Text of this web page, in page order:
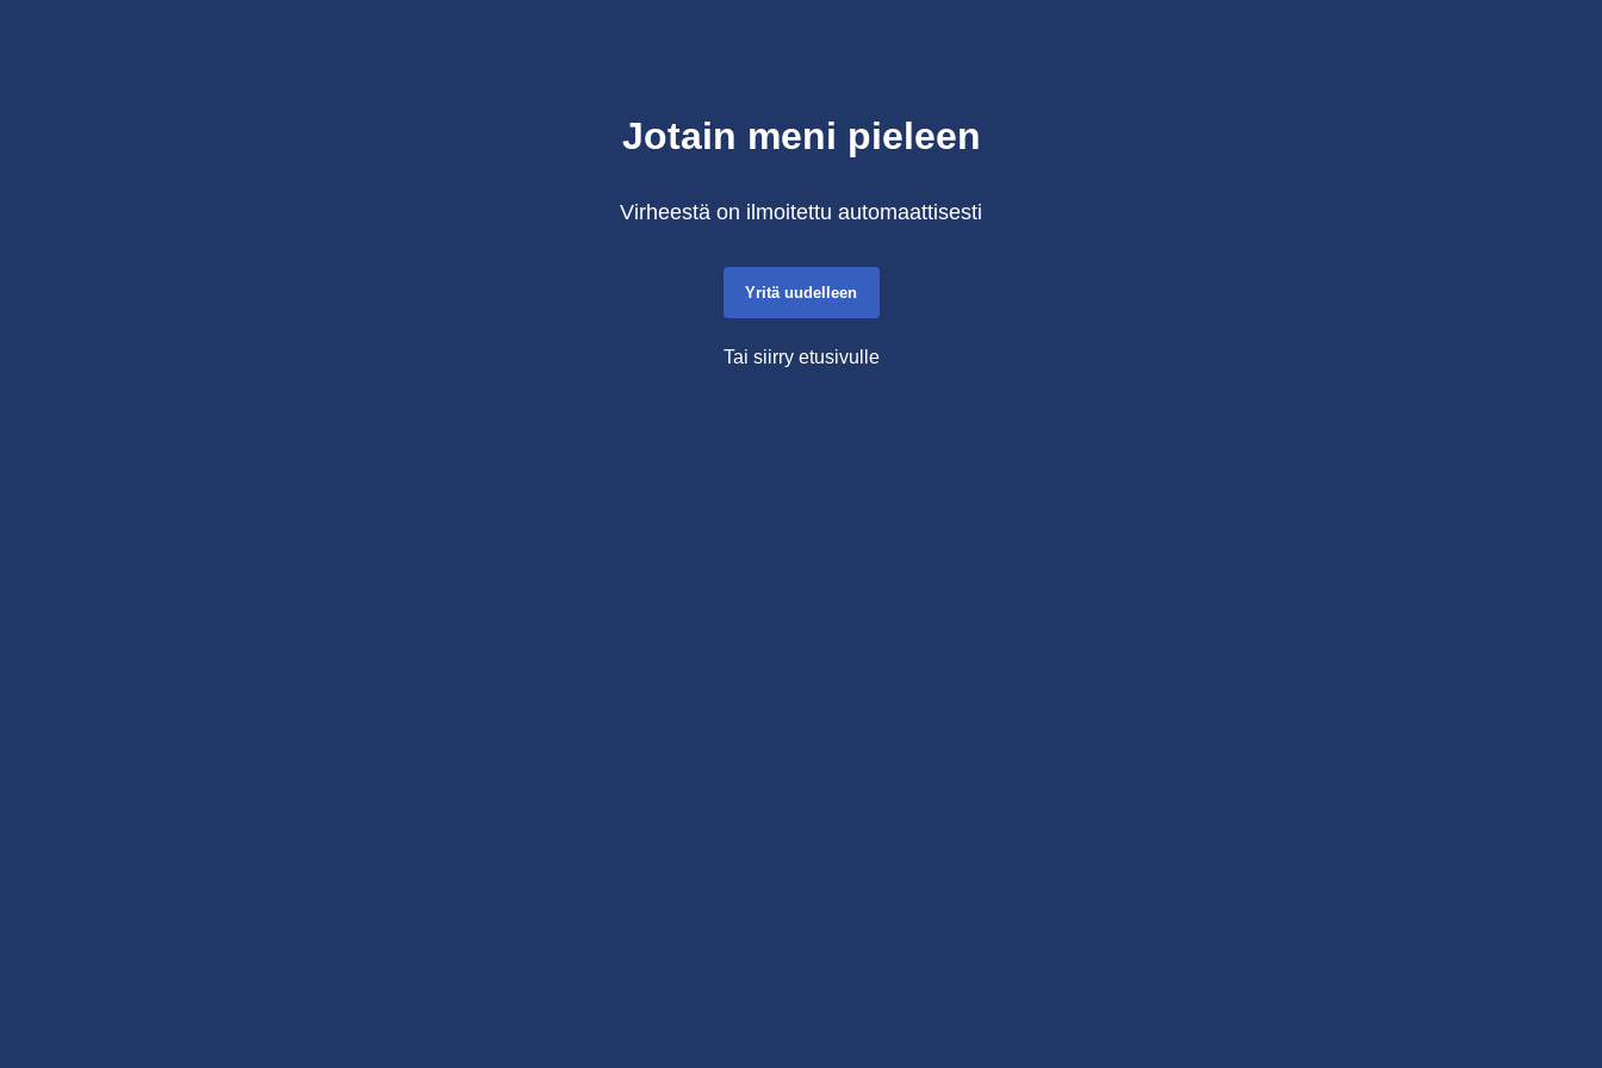
Jotain meni pieleen
Virheestä on ilmoitettu automaattisesti
Yritä uudelleen
Tai siirry etusivulle